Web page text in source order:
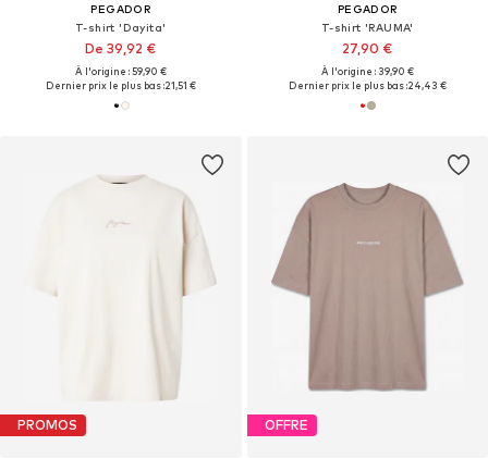
PEGADOR
T-shirt 'Dayita'
De 39,92 €
À l'origine : 59,90 €
Dernier prix le plus bas :21,51 €
PEGADOR
T-shirt 'RAUMA'
27,90 €
À l'origine : 39,90 €
Dernier prix le plus bas :24,43 €
PROMOS OFFRE